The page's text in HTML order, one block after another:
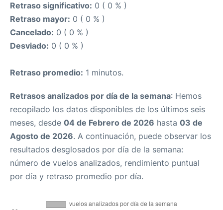
Retraso significativo: 0 ( 0 % )
Retraso mayor: 0 ( 0 % )
Cancelado: 0 ( 0 % )
Desviado: 0 ( 0 % )
Retraso promedio: 1 minutos.
Retrasos analizados por día de la semana: Hemos
recopilado los datos disponibles de los últimos seis
meses, desde 04 de Febrero de 2026 hasta 03 de
Agosto de 2026. A continuación, puede observar los
resultados desglosados por día de la semana:
número de vuelos analizados, rendimiento puntual
por día y retraso promedio por día.